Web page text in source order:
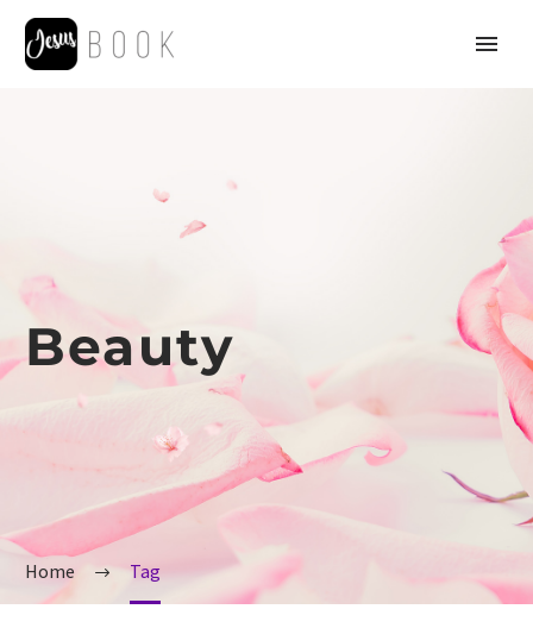
Beauty
Home Tag